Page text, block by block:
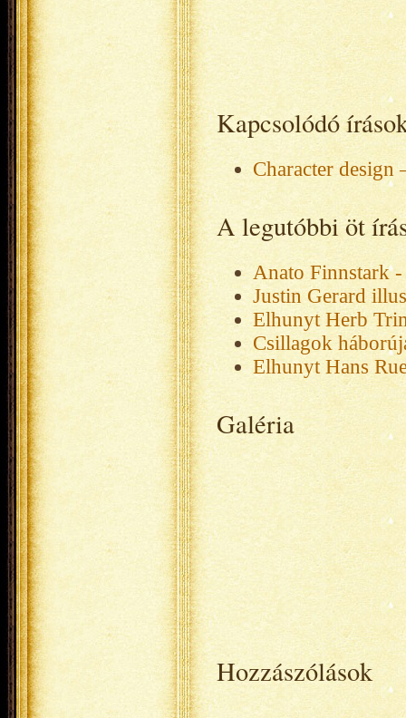
Kapcsolódó
Character
A legutóbbi öt
Anato Finnstark
Justin Gerard
Elhunyt Herb
Csillagok
Elhunyt Hans
Galéria
Hozzászólások